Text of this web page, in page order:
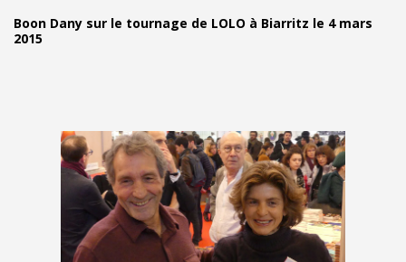
Boon Dany sur le tournage de LOLO à Biarritz le 4 mars
2015